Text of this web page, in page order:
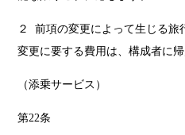
２ 前項の変更によって生じる旅
変更に要する費用は、構成者に
（添乗サービス）
第22条